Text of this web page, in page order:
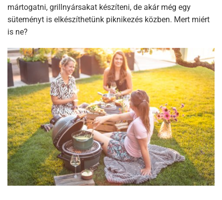
mártogatni, grillnyársakat készíteni, de akár még egy
süteményt is elkészíthetünk piknikezés közben. Mert miért
is ne?